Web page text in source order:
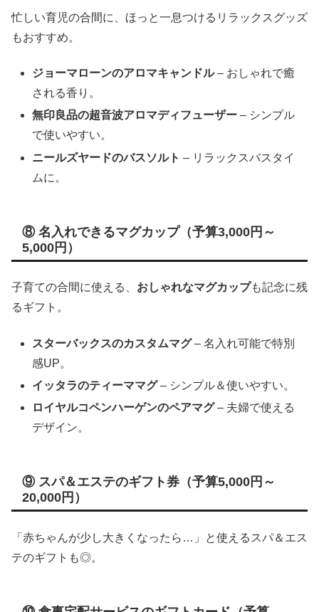
忙しい育児の合間に、ほっと一息つけるリラックスグッズ
もおすすめ。
ジョーマローンのアロマキャンドル– おしゃれで癒
される香り。
無印良品の超音波アロマディフューザー – シンプル
で使いやすい。
ニールズヤードのバスソルト – リラックスバスタイ
ムに。
⑧ 名入れできるマグカップ（予算3,000円～
5,000円）
子育ての合間に使える、 おしゃれなマグカップも記念に残
るギフト。
スターバックスのカスタムマグ– 名入れ可能で特別
感UP。
イッタラのティーママグ– シンプル＆使いやすい。
ロイヤルコペンハーゲンのペアマグ– 夫婦で使える
デザイン。
⑨ スパ＆エステのギフト券（予算5,000円～
20,000円）
「赤ちゃんが少し大きくなったら…」と使えるスパ＆エス
テのギフトも◎。